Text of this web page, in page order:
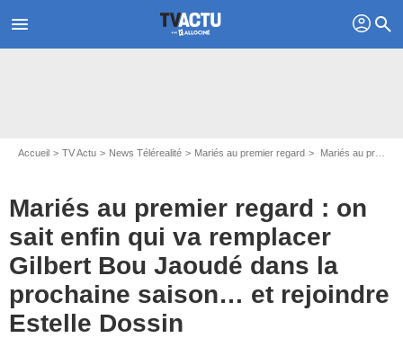
menu profil search
Accueil TV Actu News Télérealité Mariés au premier regard Mariés au premier regard : on sait enfin qui va remplacer Gilbert Bou Jaoudé dans la prochaine saison… et rejoindre Estelle Dossin
Mariés au premier regard : on
sait enfin qui va remplacer
Gilbert Bou Jaoudé dans la
prochaine saison… et rejoindre
Estelle Dossin